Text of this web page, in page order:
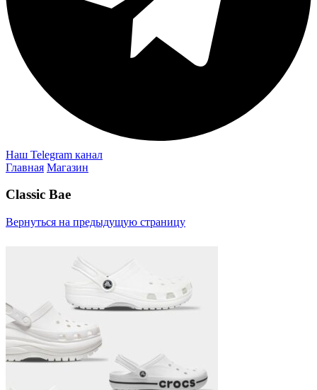
Наш Telegram канал
Главная Магазин
Classic Bae
Вернуться на предыдущую страницу